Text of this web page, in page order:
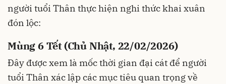
người tuổi Thân thực hiện nghi thức khai xuân
đón lộc:
Mùng 6 Tết (Chủ Nhật, 22/02/2026)
Đây được xem là mốc thời gian đại cát để người
tuổi Thân xác lập các mục tiêu quan trọng về